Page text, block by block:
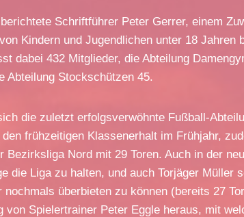
Schriftführer Peter Gerrer, einem
Kindern und Jugendlichen unter 18 Jahren
dabei 432 Mitglieder, die Abteilung
Abteilung Stockschützen 45.
die zuletzt erfolgsverwöhnte Fußball-
frühzeitigen Klassenerhalt im Frühjahr,
Bezirksliga Nord mit 29 Toren. Auch in der
die Liga zu halten, und auch Torjäger Müller
nochmals überbieten zu können (bereits 27
von Spielertrainer Peter Eggle heraus, mit